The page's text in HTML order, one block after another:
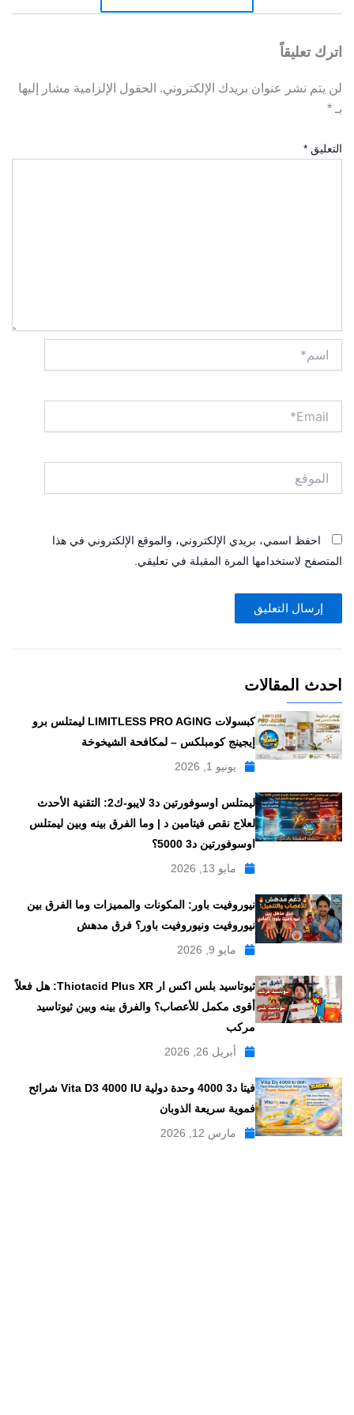
اترك تعليقاً
لن يتم نشر عنوان بريدك الإلكتروني. الحقول الإلزامية مشار إليها
بـ *
التعليق *
احفظ اسمي، بريدي الإلكتروني، والموقع الإلكتروني في هذا
المتصفح لاستخدامها المرة المقبلة في تعليقي.
احدث المقالات
كبسولات LIMITLESS PRO AGING ليمتلس برو
إيجينج كومبلكس – لمكافحة الشيخوخة
يونيو 1, 2026
ليمتلس اوسوفورتين د3 لايبو-ك2: التقنية الأحدث
لعلاج نقص فيتامين د | وما الفرق بينه وبين ليمتلس
اوسوفورتين د3 5000؟
مايو 13, 2026
نيوروفيت باور: المكونات والمميزات وما الفرق بين
نيوروفيت ونيوروفيت باور؟ فرق مدهش
مايو 9, 2026
ثيوتاسيد بلس اكس ار Thiotacid Plus XR: هل فعلاً
أقوى مكمل للأعصاب؟ والفرق بينه وبين ثيوتاسيد
مركب
أبريل 26, 2026
فيتا د3 4000 وحدة دولية Vita D3 4000 IU شرائح
فموية سريعة الذوبان
مارس 12, 2026